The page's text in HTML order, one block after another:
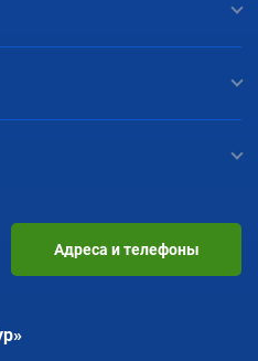
Адреса и телефоны